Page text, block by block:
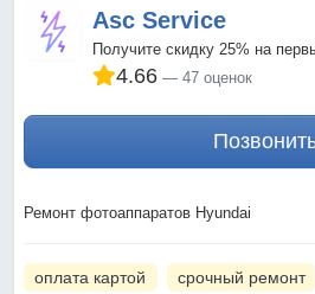
Asc Service
Получите скидку 25% на
4.66 47 оценок
Ремонт фотоаппаратов Hyundai
оплата картой срочный ремонт